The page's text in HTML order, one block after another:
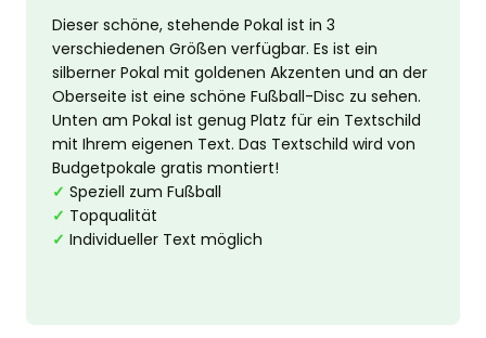
Dieser schöne, stehende Pokal ist in 3
verschiedenen Größen verfügbar. Es ist ein
silberner Pokal mit goldenen Akzenten und an der
Oberseite ist eine schöne Fußball-Disc zu sehen.
Unten am Pokal ist genug Platz für ein Textschild
mit Ihrem eigenen Text. Das Textschild wird von
Budgetpokale gratis montiert!
✓ Speziell zum Fußball
✓ Topqualität
✓ Individueller Text möglich